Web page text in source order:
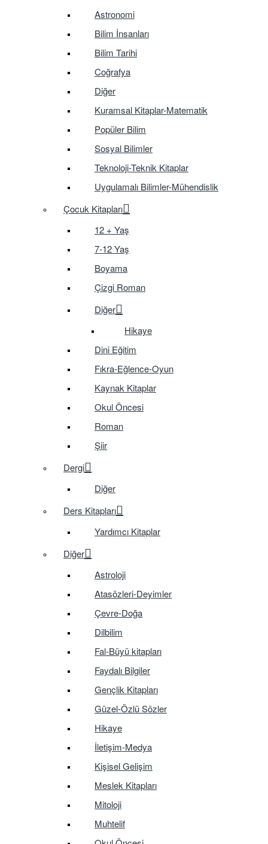
Astronomi
Bilim İnsanları
Bilim Tarihi
Coğrafya
Diğer
Kuramsal Kitaplar-Matematik
Popüler Bilim
Sosyal Bilimler
Teknoloji-Teknik Kitaplar
Uygulamalı Bilimler-Mühendislik
Çocuk Kitapları
12 + Yaş
7-12 Yaş
Boyama
Çizgi Roman
Diğer
Hikaye
Dini Eğitim
Fıkra-Eğlence-Oyun
Kaynak Kitaplar
Okul Öncesi
Roman
Şiir
Dergi
Diğer
Ders Kitapları
Yardımcı Kitaplar
Diğer
Astroloji
Atasözleri-Deyimler
Çevre-Doğa
Dilbilim
Fal-Büyü kitapları
Faydalı Bilgiler
Gençlik Kitapları
Güzel-Özlü Sözler
Hikaye
İletişim-Medya
Kişisel Gelişim
Meslek Kitapları
Mitoloji
Muhtelif